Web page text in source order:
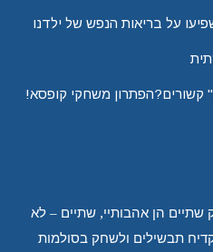
על בריאות הנפש של ילדנו
קשורים?הפתרון משחקי קופסא!
שתיים הן אהבותיי, שתיים – לא
תבשילים ולשחק בסולמות